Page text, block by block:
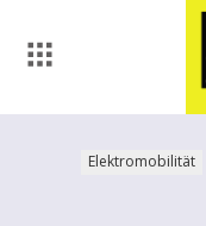
Elektromobilität